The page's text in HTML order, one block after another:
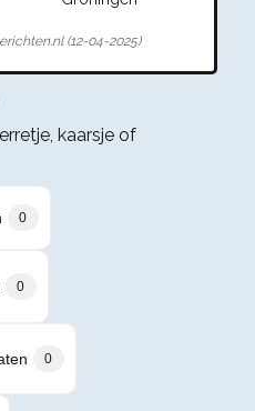
(12-04-2025)
kaarsje of
0
0
0